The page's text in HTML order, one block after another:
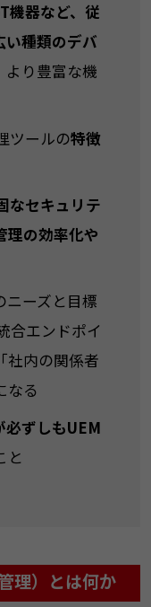
機器など、従
種類のデバ
より豊富な機
ツールの特徴
なセキュリテ
理の効率化や
ニーズと目標
合エンドポイ
社内の関係者
なる
必ずしもUEM
と
理）とは何か